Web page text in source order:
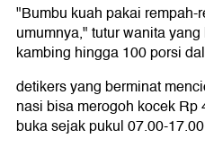
"Bumbu kuah pakai
umumnya," tutur wanita
kambing hingga 100 porsi
detikers yang berminat
nasi bisa merogoh kocek Rp
buka sejak pukul 07.00-